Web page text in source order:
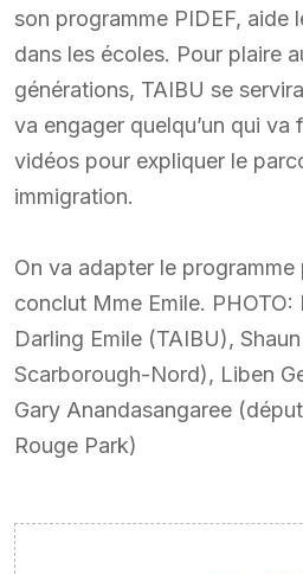
son programme PIDEF, aide
dans les écoles. Pour plaire
générations, TAIBU se
va engager quelqu’un qui va
vidéos pour expliquer le
immigration.
On va adapter le programme
conclut Mme Emile.
Darling Emile (TAIBU),
Scarborough-Nord), Liben
Gary Anandasangaree
Rouge Park)